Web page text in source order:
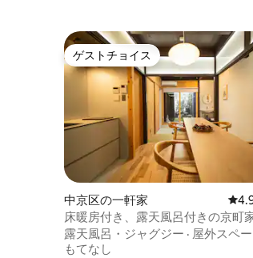
ら徒歩わずか3分で、なんばや心
は10分以内に徒歩で行くことができ
す。また、ここから地下鉄やJRで
都、奈良、神戸に行くことができま
ご予約後、Airbnbを通じてご連絡
ければ、できるだけ早く返信いたし
す。私は近くに住んでいますので、
な場合はいつでも連絡してくださ
璧な滞在をさせるために最善を尽
す
ゲストチョイス
ゲストチョイス
中京区の一軒家 レ
床暖房付き、露天風呂付きの京町家
京都の伝統とリラックスを体験
露天風呂・ジャグジー · 屋外スペ
もてなし